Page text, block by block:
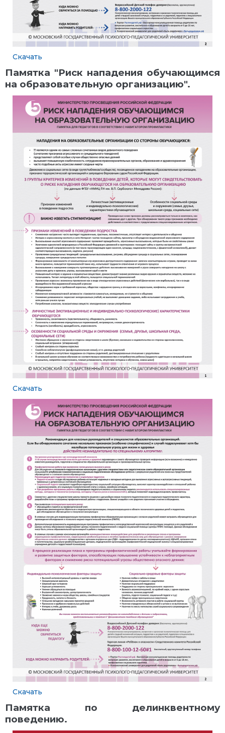
Скачать
Памятка "Риск нападения обучающимся
на образовательную организацию".
Скачать
Скачать
Памятка по делинквентному
поведению.